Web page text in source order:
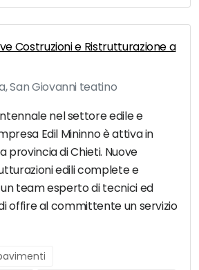
Costruzioni e Ristrutturazione a
San Giovanni teatino
nel settore edile e
Edil Mininno è attiva in
provincia di Chieti. Nuove
edili complete e
team esperto di tecnici ed
offire al committente un servizio